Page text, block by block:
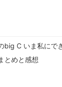
big C いま私にで
とめと感想